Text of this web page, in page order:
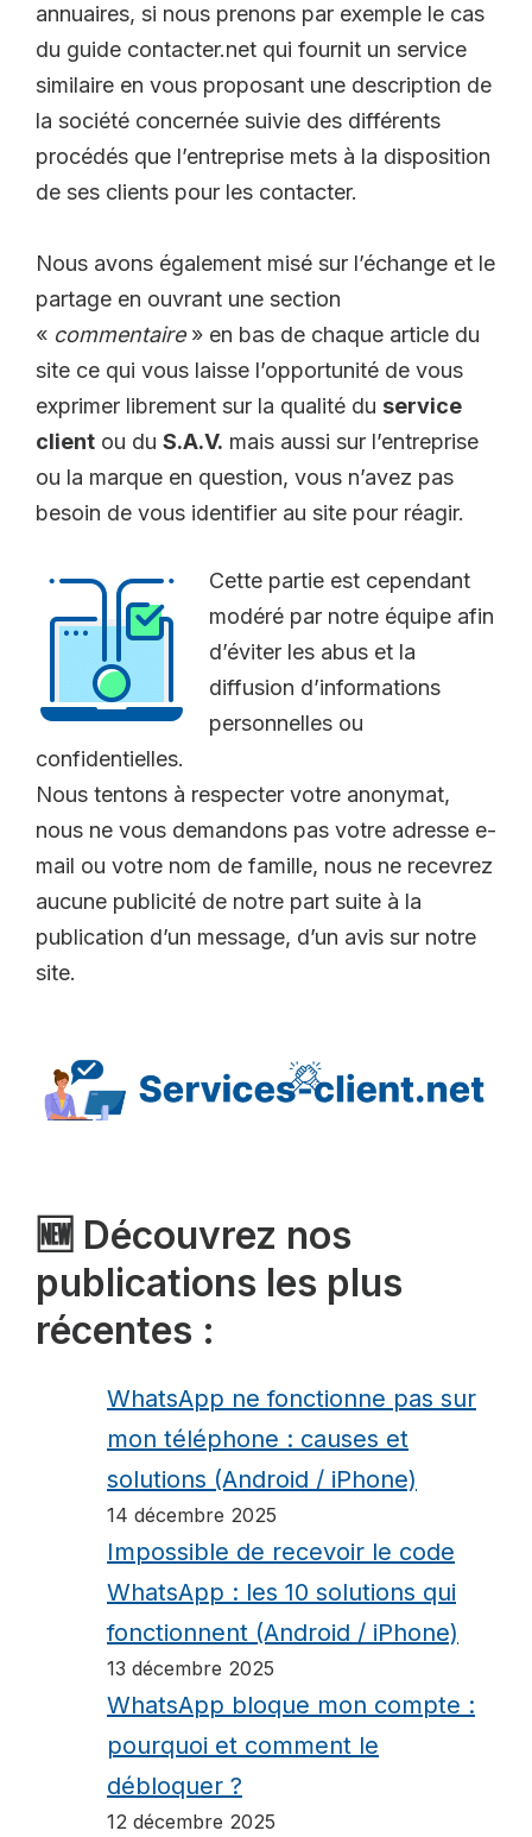
annuaires, si nous prenons par exemple le cas
du guide contacter.net qui fournit un service
similaire en vous proposant une description de
la société concernée suivie des différents
procédés que l’entreprise mets à la disposition
de ses clients pour les contacter.
Nous avons également misé sur l’échange et le
partage en ouvrant une section
« commentaire» en bas de chaque article du
site ce qui vous laisse l’opportunité de vous
exprimer librement sur la qualité du service
client ou du S.A.V. mais aussi sur l’entreprise
ou la marque en question, vous n’avez pas
besoin de vous identifier au site pour réagir.
Cette partie est cependant
modéré par notre équipe afin
d’éviter les abus et la
diffusion d’informations
personnelles ou
confidentielles.
Nous tentons à respecter votre anonymat,
nous ne vous demandons pas votre adresse e-
mail ou votre nom de famille, nous ne recevrez
aucune publicité de notre part suite à la
publication d’un message, d’un avis sur notre
site.
🆕 Découvrez nos
publications les plus
récentes :
WhatsApp ne fonctionne pas sur
mon téléphone : causes et
solutions (Android / iPhone)
14 décembre 2025
Impossible de recevoir le code
WhatsApp : les 10 solutions qui
fonctionnent (Android / iPhone)
13 décembre 2025
WhatsApp bloque mon compte :
pourquoi et comment le
débloquer ?
12 décembre 2025